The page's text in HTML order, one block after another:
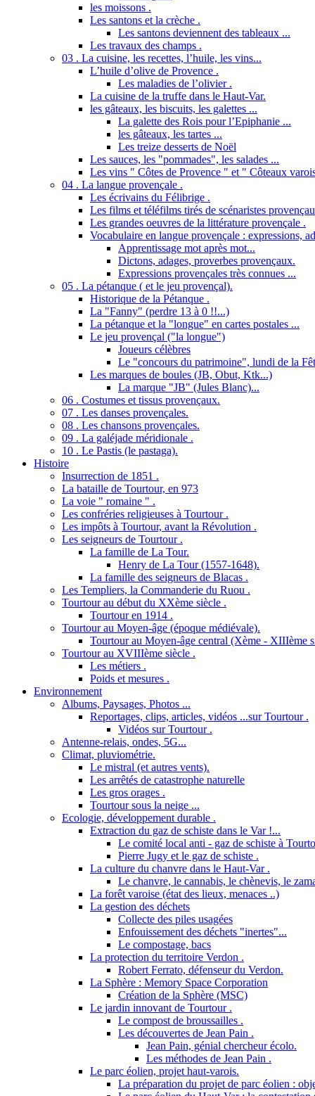
les moissons .
Les santons et la crèche .
Les santons deviennent des tableaux ...
Les travaux des champs .
03 . La cuisine, les recettes, l’huile, les vins...
L’huile d’olive de Provence .
Les maladies de l’olivier .
La cuisine de la truffe dans le Haut-Var.
les gâteaux, les biscuits, les galettes ...
La galette des Rois pour l’Epiphanie ...
les gâteaux, les tartes ...
Les treize desserts de Noël
Les sauces, les "pommades", les salades ...
Les vins " Côtes de Provence " et " Côteaux
04 . La langue provençale .
Les écrivains du Félibrige .
Les films et téléfilms tirés de scénaristes
Les grandes oeuvres de la littérature provençale .
Vocabulaire en langue provençale : expressions,
Apprentissage mot après mot...
Dictons, adages, proverbes provençaux.
Expressions provençales très connues ...
05 . La pétanque ( et le jeu provençal).
Historique de la Pétanque .
La "Fanny" (perdre 13 à 0 !!...)
La pétanque et la "longue" en cartes postales ...
Le jeu provençal ("la longue")
Joueurs célèbres
Le "concours du patrimoine", lundi de la
Les marques de boules (JB, Obut, Ktk...)
La marque "JB" (Jules Blanc)...
06 . Costumes et tissus provençaux.
07 . Les danses provençales.
08 . Les chansons provençales.
09 . La galéjade méridionale .
10 . Le Pastis (le pastaga).
Histoire
Insurrection de 1851 .
La bataille de Tourtour, en 973
La voie " romaine " .
Les confréries religieuses à Tourtour .
Les impôts à Tourtour, avant la Révolution .
Les seigneurs de Tourtour .
La famille de La Tour.
Henry de La Tour (1557-1648).
La famille des seigneurs de Blacas .
Les Templiers, la Commanderie du Ruou .
Tourtour au début du XXème siècle .
Tourtour en 1914 .
Tourtour au Moyen-âge (époque médiévale).
Tourtour au Moyen-âge central (Xème - XIIIème
Tourtour au XVIIIème siècle .
Les métiers .
Poids et mesures .
Environnement
Albums, Paysages, Photos ...
Reportages, clips, articles, vidéos ...sur Tourtour .
Vidéos sur Tourtour .
Antenne-relais, ondes, 5G...
Climat, pluviométrie.
Le mistral (et autres vents).
Les arrêtés de catastrophe naturelle
Les gros orages .
Tourtour sous la neige ...
Ecologie, développement durable .
Extraction du gaz de schiste dans le Var !...
Le comité local anti - gaz de schiste à
Pierre Jugy et le gaz de schiste .
La culture du chanvre dans le Haut-Var .
Le chanvre, le cannabis, le chènevis, le
La forêt varoise (état des lieux, menaces ..)
La gestion des déchets
Collecte des piles usagées
Enfouissement des déchets "inertes"...
Le compostage, bacs
La protection du territoire Verdon .
Robert Ferrato, défenseur du Verdon.
La Sphère : Memory Space Corporation
Création de la Sphère (MSC)
Le jardin innovant de Tourtour .
Le compost de broussailles .
Les découvertes de Jean Pain .
Jean Pain, génial chercheur écolo.
Les méthodes de Jean Pain .
Le parc éolien, projet haut-varois.
La préparation du projet de parc éolien :